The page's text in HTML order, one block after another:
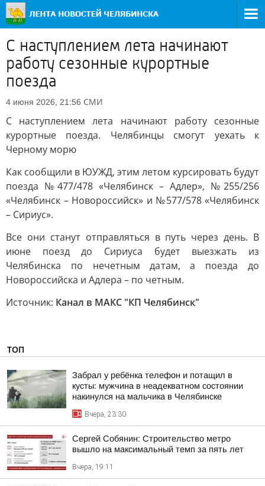
С наступлением лета начинают
работу сезонные курортные
поезда
4 июня 2026, 21:56 СМИ
С наступлением лета начинают работу сезонные
курортные поезда. Челябинцы смогут уехать к
Черному морю
Как сообщили в ЮУЖД, этим летом курсировать будут
поезда №477/478 «Челябинск – Адлер», №255/256
«Челябинск – Новороссийск» и №577/578 «Челябинск
– Сириус».
Все они станут отправляться в путь через день. В
июне поезд до Сириуса будет выезжать из
Челябинска по нечетным датам, а поезда до
Новороссийска и Адлера – по четным.
Источник: Канал в МАКС "КП Челябинск"
ТОП
Забрал у ребёнка телефон и потащил в
кусты: мужчина в неадекватном состоянии
накинулся на мальчика в Челябинске
Вчера, 23:30
Сергей Собянин: Строительство метро
вышло на максимальный темп за пять лет
Вчера, 19:11